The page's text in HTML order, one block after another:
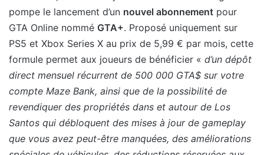
pompe le lancement d’un nouvel abonnement pour
GTA Online nommé GTA+. Proposé uniquement sur
PS5 et Xbox Series X au prix de 5,99 € par mois, cette
formule permet aux joueurs de bénéficier « d’un dépôt
direct mensuel récurrent de 500 000 GTA$ sur votre
compte Maze Bank, ainsi que de la possibilité de
revendiquer des propriétés dans et autour de Los
Santos qui débloquent des mises à jour de gameplay
que vous avez peut-être manquées, des améliorations